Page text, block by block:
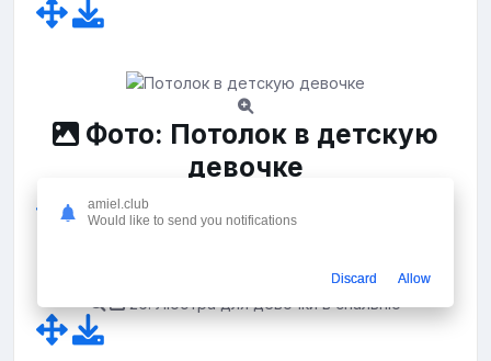
Фото: Потолок в детскую
девочке
26. Люстра для девочки в спальню
amiel.club
Would like to send you notifications
Discard Allow